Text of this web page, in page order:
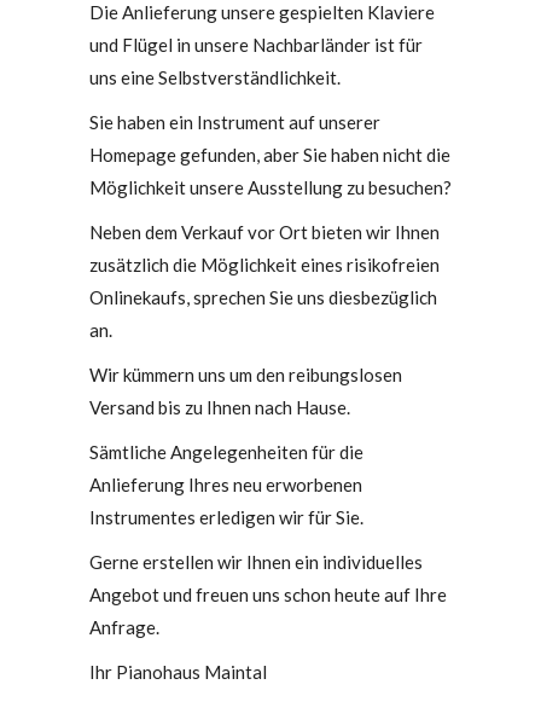
Die Anlieferung unsere gespielten Klaviere
und Flügel in unsere Nachbarländer ist für
uns eine Selbstverständlichkeit.
Sie haben ein Instrument auf unserer
Homepage gefunden, aber Sie haben nicht die
Möglichkeit unsere Ausstellung zu besuchen?
Neben dem Verkauf vor Ort bieten wir Ihnen
zusätzlich die Möglichkeit eines risikofreien
Onlinekaufs, sprechen Sie uns diesbezüglich
an.
Wir kümmern uns um den reibungslosen
Versand bis zu Ihnen nach Hause.
Sämtliche Angelegenheiten für die
Anlieferung Ihres neu erworbenen
Instrumentes erledigen wir für Sie.
Gerne erstellen wir Ihnen ein individuelles
Angebot und freuen uns schon heute auf Ihre
Anfrage.
Ihr Pianohaus Maintal